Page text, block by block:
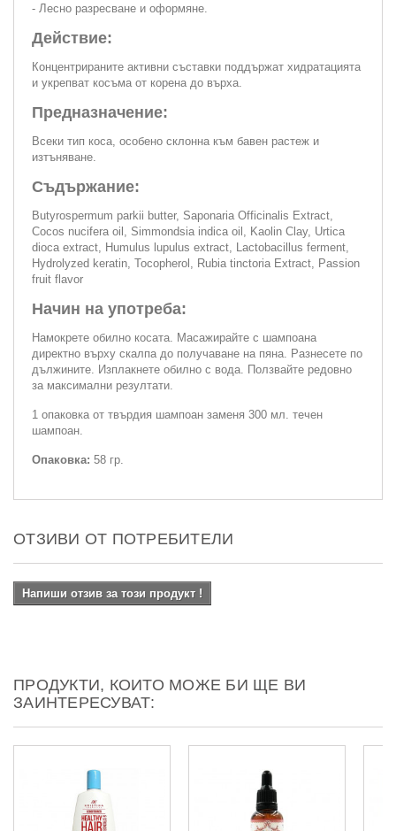
- Лесно разресване и оформяне.
Действие:
Концентрираните активни съставки поддържат хидратацията
и укрепват косъма от корена до върха.
Предназначение:
Всеки тип коса, особено склонна към бавен растеж и
изтъняване.
Съдържание:
Butyrospermum parkii butter, Saponaria Officinalis Extract,
Cocos nucifera oil, Simmondsia indica oil, Kaolin Clay, Urtica
dioca extract, Humulus lupulus extract, Lactobacillus ferment,
Hydrolyzed keratin, Tocopherol, Rubia tinctoria Extract, Passion
fruit flavor
Начин на употреба:
Намокрете обилно косата. Масажирайте с шампоана
директно върху скалпа до получаване на пяна. Разнесете по
дължините. Изплакнете обилно с вода. Ползвайте редовно
за максимални резултати.
1 опаковка от твърдия шампоан заменя 300 мл. течен
шампоан.
Опаковка: 58 гр.
ОТЗИВИ ОТ ПОТРЕБИТЕЛИ
Напиши отзив за този продукт !
ПРОДУКТИ, КОИТО МОЖЕ БИ ЩЕ ВИ
ЗАИНТЕРЕСУВАТ: